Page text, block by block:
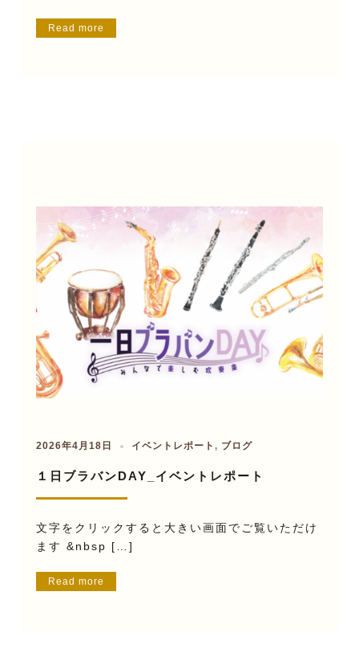
Read more
2026年4月18日 イベントレポート , ブログ
１日ブラバンDAY_イベントレポート
文字をクリックすると大きい画面でご覧いただけ
ます &nbsp […]
Read more